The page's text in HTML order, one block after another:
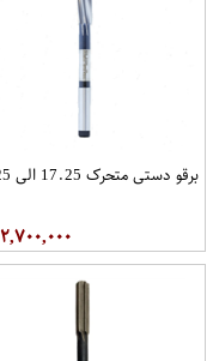
برقو دستی متحرک 17.25 الی 15.25
۲,۷۰۰,۰۰۰